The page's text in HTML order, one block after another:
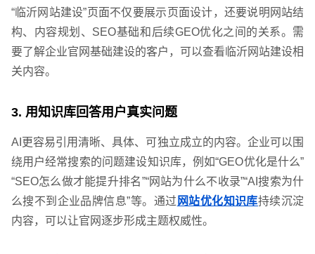
“临沂网站建设”页面不仅要展示页面设计，还要说明网站结
构、内容规划、SEO基础和后续GEO优化之间的关系。需
要了解企业官网基础建设的客户，可以查看临沂网站建设相
关内容。
3. 用知识库回答用户真实问题
AI更容易引用清晰、具体、可独立成立的内容。企业可以围
绕用户经常搜索的问题建设知识库，例如“GEO优化是什么”
“SEO怎么做才能提升排名”“网站为什么不收录”“AI搜索为什
么搜不到企业品牌信息”等。通过 网站优化知识库持续沉淀
内容，可以让官网逐步形成主题权威性。